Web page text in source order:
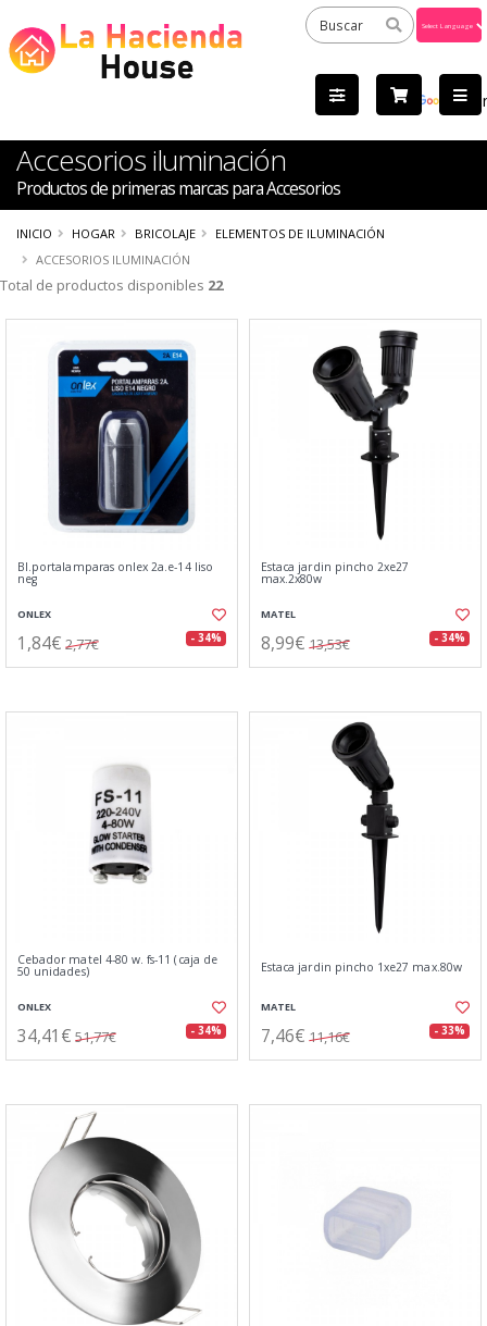
by
Accesorios iluminación
Productos de primeras marcas para Accesorios
INICIO HOGAR BRICOLAJE
ELEMENTOS DE ILUMINACIÓN
ACCESORIOS ILUMINACIÓN
Total de productos disponibles 22
Bl.portalamparas onlex 2a.e-14 liso
neg
ONLEX
1,84€ 2,77€ - 34%
Estaca jardin pincho 2xe27
max.2x80w
MATEL
8,99€ 13,53€ - 34%
Cebador matel 4-80 w. fs-11 (caja de
50 unidades)
ONLEX
34,41€ 51,77€ - 34%
Estaca jardin pincho 1xe27 max.80w
MATEL
7,46€ 11,16€ - 33%